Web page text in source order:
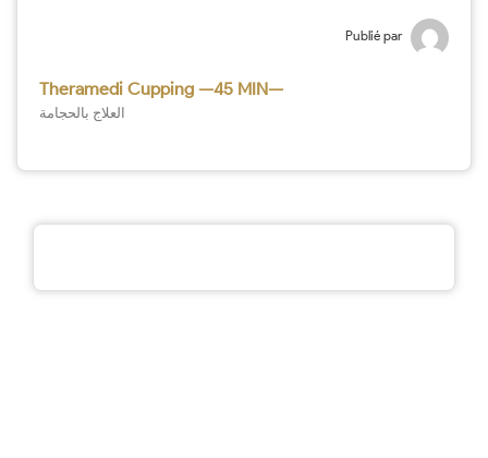
Publié par
Theramedi Cupping —45 MIN—
العلاج بالحجامة